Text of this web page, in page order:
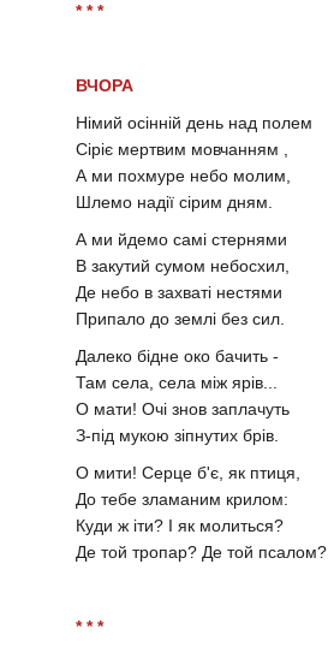
* * *
ВЧОРА
Німий осінній день над полем
Сіріє мертвим мовчанням ,
А ми похмуре небо молим,
Шлемо надії сірим дням.
А ми йдемо самі стернями
В закутий сумом небосхил,
Де небо в захваті нестями
Припало до землі без сил.
Далеко бідне око бачить -
Там села, села між ярів...
О мати! Очі знов заплачуть
З-під мукою зіпнутих брів.
О мити! Серце б'є, як птиця,
До тебе зламаним крилом:
Куди ж іти? І як молиться?
Де той тропар? Де той псалом?
* * *